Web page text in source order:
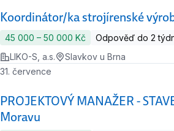
Koordinátor/ka strojírenské
45 000 ‍–‍ 50 000 Kč
Odpověď do 2
LIKO-S, a.s.
Slavkov u Brna
PROJEKTOVÝ MANAŽER -
Moravu
31. července